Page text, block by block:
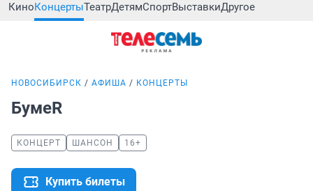
КиноКонцертыТеатрДетямСпортВыставкиДругое
НОВОСИБИРСК АФИША КОНЦЕРТЫ
БумеR
КОНЦЕРТ ШАНСОН 16+
Купить билеты